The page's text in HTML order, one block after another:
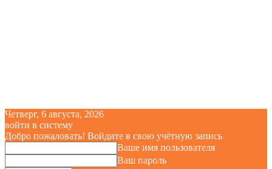
Четверг, 6 августа, 2026
войти в систему
Добро пожаловать! Войдите в свою учётную запись
Ваше имя пользователя
Ваш пароль